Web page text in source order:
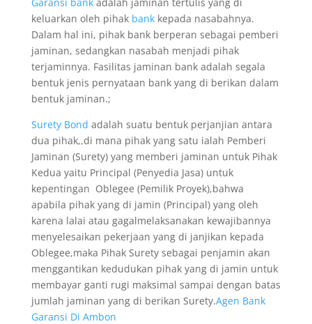
keluarkan oleh pihak bankkepada nasabahnya.
Dalam hal ini, pihak bank berperan sebagai pemberi
jaminan, sedangkan nasabah menjadi pihak
terjaminnya. Fasilitas jaminan bank adalah segala
bentuk jenis pernyataan bank yang di berikan dalam
bentuk jaminan.;
Surety Bond adalah suatu bentuk perjanjian antara
dua pihak,,di mana pihak yang satu ialah Pemberi
Jaminan (Surety) yang memberi jaminan untuk Pihak
Kedua yaitu Principal (Penyedia Jasa) untuk
kepentingan Oblegee (Pemilik Proyek),bahwa
apabila pihak yang di jamin (Principal) yang oleh
karena lalai atau gagalmelaksanakan kewajibannya
menyelesaikan pekerjaan yang di janjikan kepada
Oblegee,maka Pihak Surety sebagai penjamin akan
menggantikan kedudukan pihak yang di jamin untuk
membayar ganti rugi maksimal sampai dengan batas
jumlah jaminan yang di berikan Surety.Agen Bank
Garansi Di Ambon